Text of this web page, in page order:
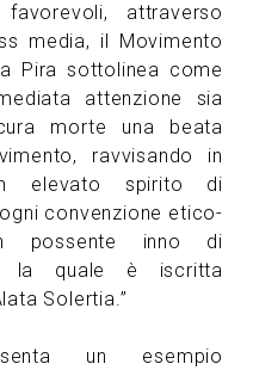
attraverso
media, il Movimento
Pira sottolinea come
attenzione sia
morte una beata
ravvisando in
elevato spirito di
convenzione etico-
possente inno di
la quale è iscritta
Solertia.”
un esempio